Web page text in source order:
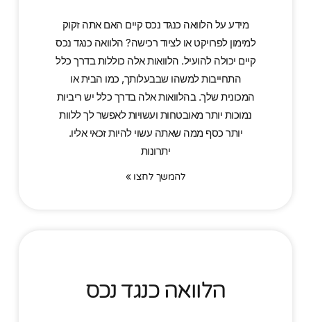
מידע על הלוואה כנגד נכס קיים האם אתה זקוק
למימון לפרויקט או לציוד רכישה? הלוואה כנגד נכס
קיים יכולה להועיל. הלוואות אלה כוללות בדרך כלל
התחייבות למשהו שבבעלותך, כמו הבית או
המכונית שלך. בהלוואות אלה בדרך כלל יש ריביות
נמוכות יותר מאובטחות ועשויות לאפשר לך ללוות
יותר כסף ממה שאתה עשוי להיות זכאי אליו.
יתרונות
להמשך לחצו »
הלוואה כנגד נכס